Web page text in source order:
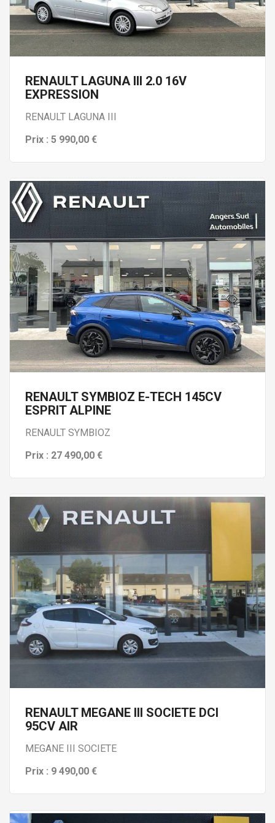
RENAULT LAGUNA III 2.0 16V
EXPRESSION
RENAULT LAGUNA III
Prix : 5 990,00 €
RENAULT SYMBIOZ E-TECH 145CV
ESPRIT ALPINE
RENAULT SYMBIOZ
Prix : 27 490,00 €
RENAULT MEGANE III SOCIETE DCI
95CV AIR
MEGANE III SOCIETE
Prix : 9 490,00 €